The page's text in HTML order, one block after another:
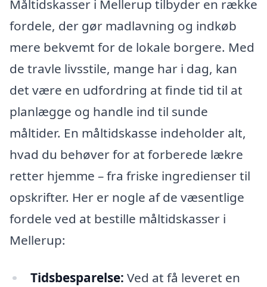
Måltidskasser i Mellerup tilbyder en række
fordele, der gør madlavning og indkøb
mere bekvemt for de lokale borgere. Med
de travle livsstile, mange har i dag, kan
det være en udfordring at finde tid til at
planlægge og handle ind til sunde
måltider. En måltidskasse indeholder alt,
hvad du behøver for at forberede lækre
retter hjemme – fra friske ingredienser til
opskrifter. Her er nogle af de væsentlige
fordele ved at bestille måltidskasser i
Mellerup:
Tidsbesparelse: Ved at få leveret en